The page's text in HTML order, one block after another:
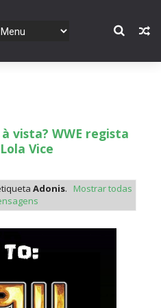
vista? WWE regista
Vice
Garcia revela como
da empresa
Adonis.
Mostrar todas